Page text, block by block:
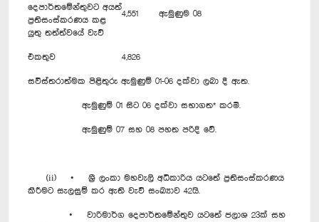
දෙපාර්තමේන්තුවට අයත්
ප්‍රතිසංස්කරණය කළ
යුතු තත්ත්වයේ වැව්
4,551 ඇමුණුම 08
එකතුව 4,826
සවිස්තරාත්මක පිළිතුරු ඇමුණුම් 01-06 දක්වා ලබා දී ඇත.
ඇමුණුම් 01 සිට 06 දක්වා සභාගත* කරමි.
ඇමුණුම් 07 සහ 08 පහත පරිදි වේ.
(ii) • ශ්‍රී ලංකා මහවැලි අධිකාරිය යටතේ ප්‍රතිසංස්කරණය
කිරීමට සැලසුම් කර ඇති වැව් සංඛ්‍යාව 42යි.
• වාරිමාර්ග දෙපාර්තමේන්තුව යටතේ ජලාශ 23ක් සහ